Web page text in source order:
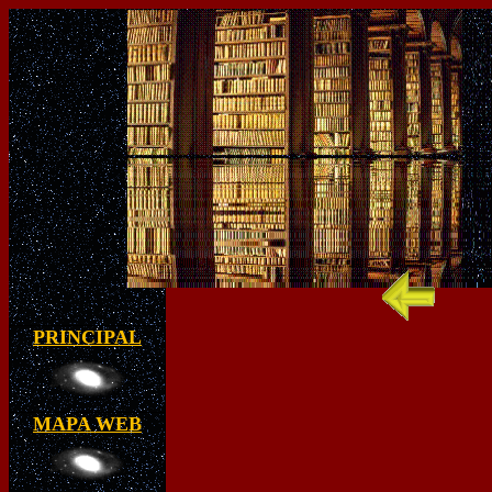
PRINCIPAL
MAPA WEB